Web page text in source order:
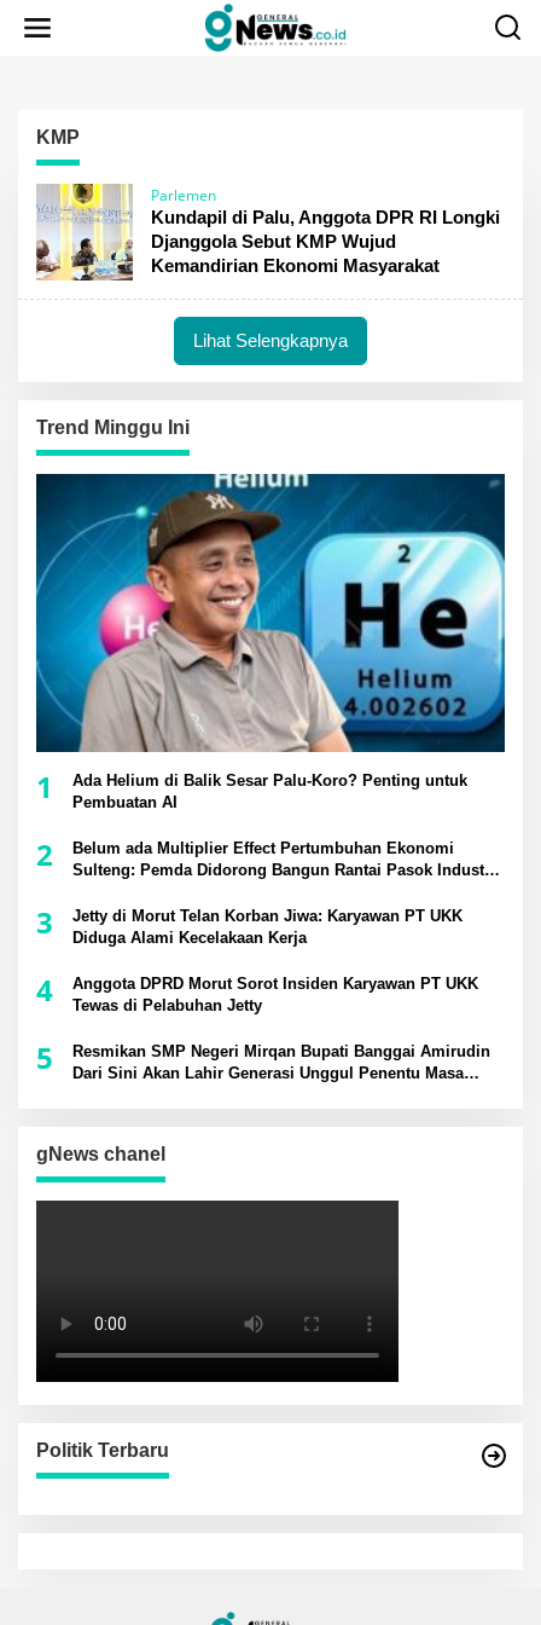
KMP
Parlemen
Kundapil di Palu, Anggota DPR RI Longki
Djanggola Sebut KMP Wujud
Kemandirian Ekonomi Masyarakat
Lihat Selengkapnya
Trend Minggu Ini
1
Ada Helium di Balik Sesar Palu-Koro? Penting untuk
Pembuatan AI
2
Belum ada Multiplier Effect Pertumbuhan Ekonomi
Sulteng: Pemda Didorong Bangun Rantai Pasok Industri
3
Jetty di Morut Telan Korban Jiwa: Karyawan PT UKK
Diduga Alami Kecelakaan Kerja
4
Anggota DPRD Morut Sorot Insiden Karyawan PT UKK
Tewas di Pelabuhan Jetty
5
Resmikan SMP Negeri Mirqan Bupati Banggai Amirudin
Dari Sini Akan Lahir Generasi Unggul Penentu Masa
gNews chanel
Politik Terbaru